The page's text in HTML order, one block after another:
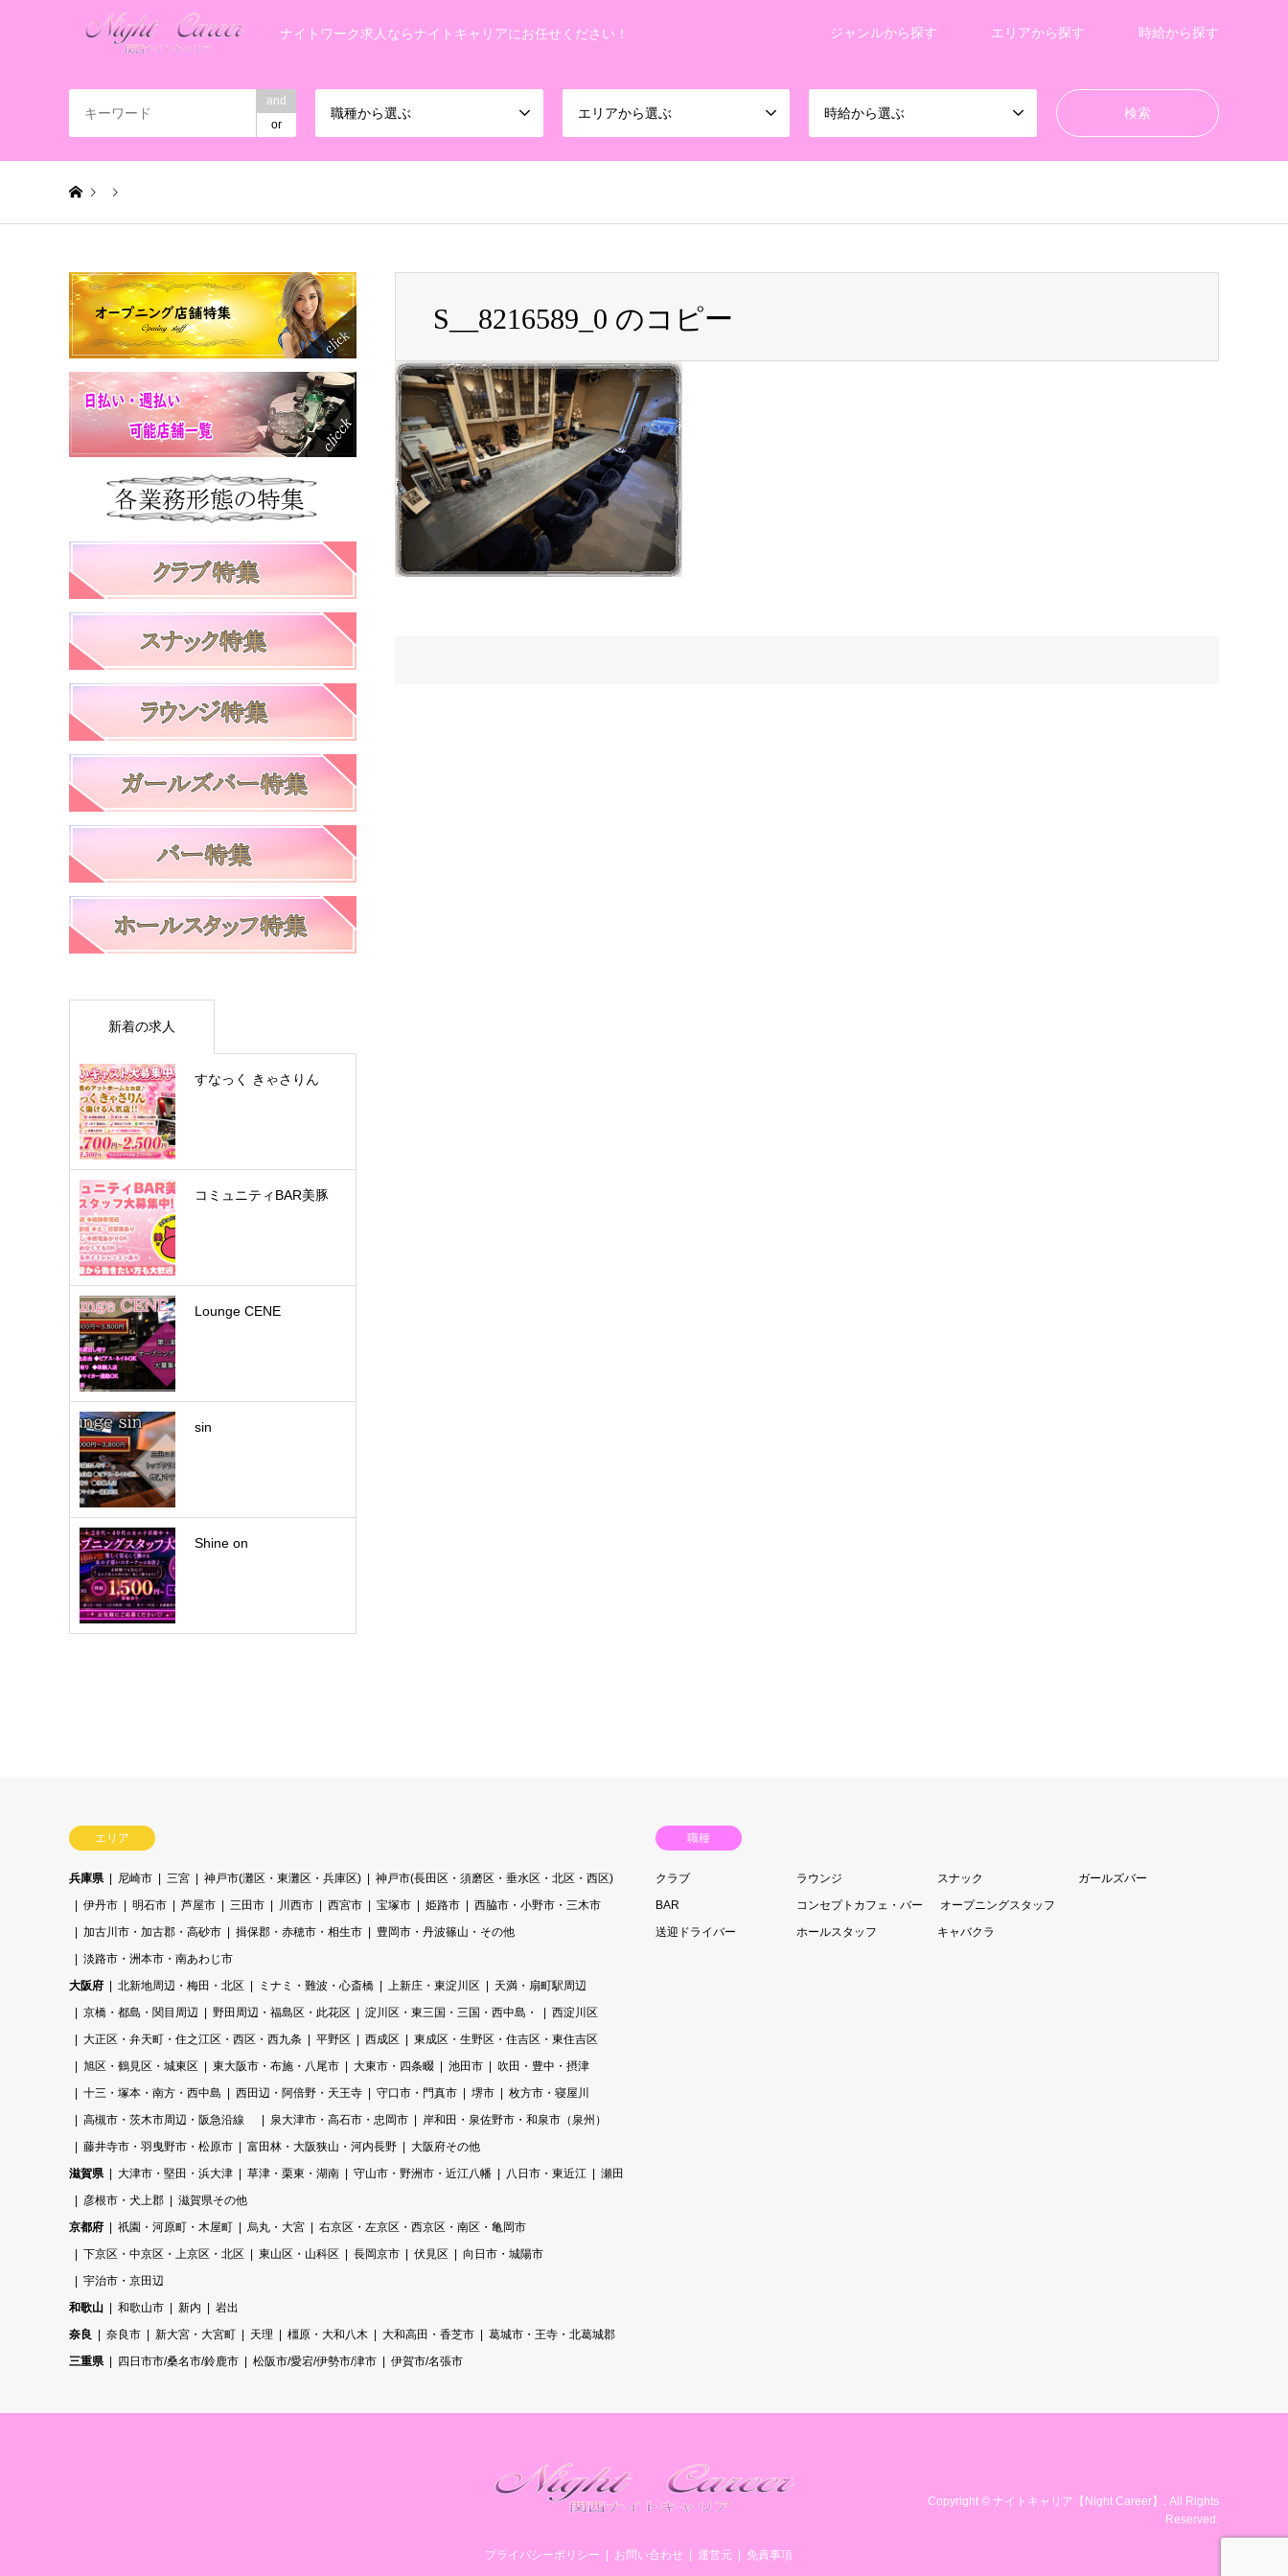
ナイトワーク求人ならナイトキャリアにお任せください！ ジャンルから探す エリアから探す 時給から探す
and
or
職種から選ぶ エリアから選ぶ 時給から選ぶ
S__8216589_0 のコピー S__8216589_0 のコピー
新着の求人
すなっく きゃさりん
コミュニティBAR美豚
Lounge CENE
sin
Shine on
エリア
兵庫県 尼崎市 三宮 神戸市(灘区・東灘区・兵庫区)
神戸市(長田区・須磨区・垂水区・北区・西区)
伊丹市
明石市 芦屋市 三田市 川西市 西宮市 宝塚市 姫路市
西脇市・小野市・三木市
加古川市・加古郡・高砂市
揖保郡・赤穂市・相生市
豊岡市・丹波篠山・その他
淡路市・洲本市・南あわじ市
大阪府
北新地周辺・梅田・北区 ミナミ・難波・心斎橋 上新庄・東淀川区
天満・扇町駅周辺
京橋・都島・関目周辺
野田周辺・福島区・此花区 淀川区・東三国・三国・西中島・
西淀川区
大正区・弁天町・住之江区・西区・西九条
平野区 西成区
東成区・生野区・住吉区・東住吉区
旭区・鶴見区・城東区
東大阪市・布施・八尾市 大東市・四条畷 池田市
吹田・豊中・摂津
十三・塚本・南方・西中島
西田辺・阿倍野・天王寺 守口市・門真市 堺市
枚方市・寝屋川
高槻市・茨木市周辺・阪急沿線
泉大津市・高石市・忠岡市
岸和田・泉佐野市・和泉市（泉州）
藤井寺市・羽曳野市・松原市
富田林・大阪狭山・河内長野
大阪府その他
滋賀県
大津市・堅田・浜大津 草津・栗東・湖南 守山市・野洲市・近江八幡 八日市・東近江
瀬田
彦根市・犬上郡
滋賀県その他
京都府
祇園・河原町・木屋町 烏丸・大宮
右京区・左京区・西京区・南区・亀岡市
下京区・中京区・上京区・北区
東山区・山科区 長岡京市 伏見区
向日市・城陽市
宇治市・京田辺
和歌山
和歌山市 新内
岩出
奈良
奈良市 新大宮・大宮町 天理 橿原・大和八木 大和高田・香芝市
葛城市・王寺・北葛城郡
三重県
四日市市/桑名市/鈴鹿市 松阪市/愛宕/伊勢市/津市 伊賀市/名張市
職種
クラブ ラウンジ スナック
ガールズバー
BAR
コンセプトカフェ・バー
オープニングスタッフ
送迎ドライバー
ホールスタッフ キャバクラ
プライバシーポリシー お問い合わせ 運営元 免責事項
Copyright © ナイトキャリア【Night Career】 . All Rights
Reserved.